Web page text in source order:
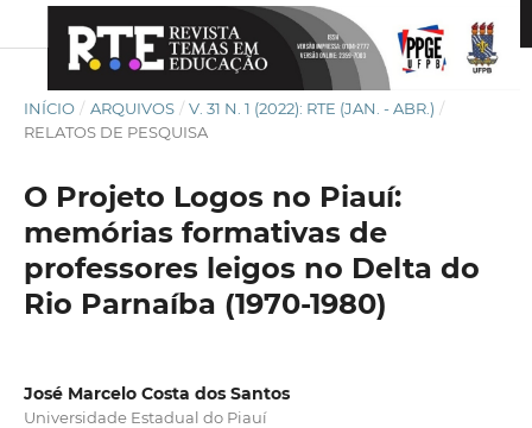
INÍCIO / ARQUIVOS / V. 31 N. 1 (2022): RTE (JAN. - ABR.) /
RELATOS DE PESQUISA
O Projeto Logos no Piauí:
memórias formativas de
professores leigos no Delta do
Rio Parnaíba (1970-1980)
José Marcelo Costa dos Santos
Universidade Estadual do Piauí